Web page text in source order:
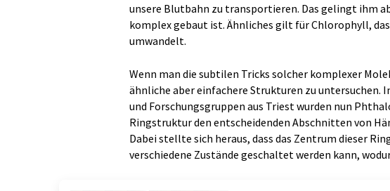
unsere Blutbahn zu transportieren. Das gelingt ihm
komplex gebaut ist. Ähnliches gilt für Chlorophyll,
umwandelt.
Wenn man die subtilen Tricks solcher komplexer
ähnliche aber einfachere Strukturen zu untersuchen.
und Forschungsgruppen aus Triest wurden nun
Ringstruktur den entscheidenden Abschnitten von
Dabei stellte sich heraus, dass das Zentrum dieser
verschiedene Zustände geschaltet werden kann,